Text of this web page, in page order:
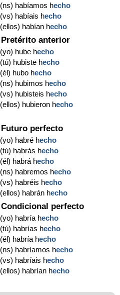
(ns) habíamos hecho
(vs) habíais hecho
(ellos) habían hecho
Pretérito anterior
(yo) hube hecho
(tú) hubiste hecho
(él) hubo hecho
(ns) hubimos hecho
(vs) hubisteis hecho
(ellos) hubieron hecho
Futuro perfecto
(yo) habré hecho
(tú) habrás hecho
(él) habrá hecho
(ns) habremos hecho
(vs) habréis hecho
(ellos) habrán hecho
Condicional perfecto
(yo) habría hecho
(tú) habrías hecho
(él) habría hecho
(ns) habríamos hecho
(vs) habríais hecho
(ellos) habrían hecho